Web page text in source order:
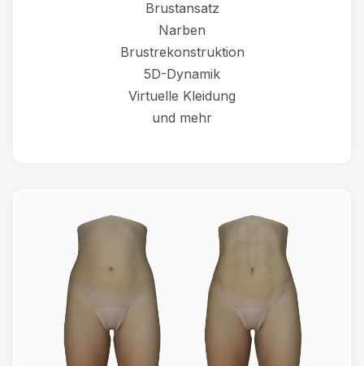
Brustansatz
Narben
Brustrekonstruktion
5D-Dynamik
Virtuelle Kleidung
und mehr